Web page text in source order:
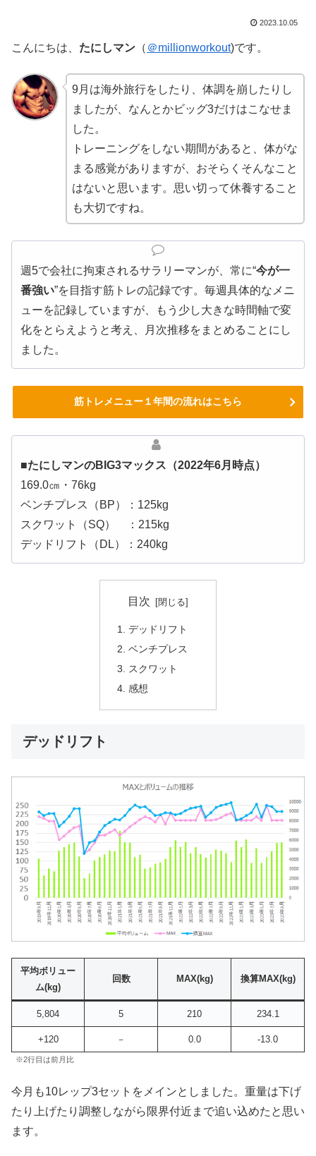
2023.10.05
こんにちは、 たにしマン （ ＠millionworkout)です。
9月は海外旅行をしたり、体調を崩したりし
ましたが、なんとかビッグ3だけはこなせま
した。
トレーニングをしない期間があると、体がな
まる感覚がありますが、おそらくそんなこと
はないと思います。思い切って休養すること
も大切ですね。
週5で会社に拘束されるサラリーマンが、常に“今が一
番強い”を目指す筋トレの記録です。毎週具体的なメニ
ューを記録していますが、もう少し大きな時間軸で変
化をとらえようと考え、月次推移をまとめることにし
ました。
筋トレメニュー１年間の流れはこちら
■たにしマンのBIG3マックス（2022年6月時点）
169.0㎝・76kg
ベンチプレス（BP）：125kg
スクワット（SQ） ：215kg
デッドリフト（DL）：240kg
目次
デッドリフト
ベンチプレス
スクワット
感想
デッドリフト
平均ボリュー
ム(kg)
回数 MAX(kg) 換算MAX(kg)
5,804 5 210 234.1
+120 － 0.0 -13.0
※2行目は前月比
今月も10レップ3セットをメインとしました。重量は下げ
たり上げたり調整しながら限界付近まで追い込めたと思い
ます。